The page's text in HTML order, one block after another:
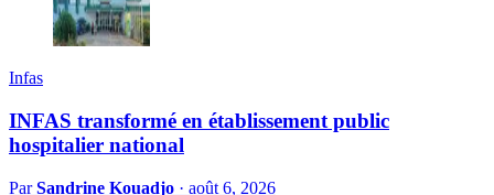
Infas
INFAS transformé en établissement public
hospitalier national
ParSandrine Kouadjo · août 6, 2026